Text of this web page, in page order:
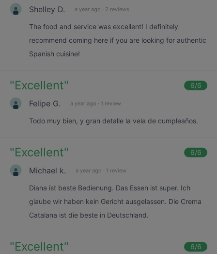
Shelley D. a year ago · 2 reviews
The food and service was excellent! I definitely
recommend coming here if you are looking for authentic
Spanish cuisine!
"Excellent" 6/6
Felipe G. a year ago · 1 review
Todo muy bien, y gran detalle la vela de cumpleaños.
"Excellent" 6/6
Michael k. a year ago · 1 review
Diana ist beste Bedienung. Das Essen ist super. Ich
glaube wir haben kein Gericht ausgelassen. Die Crema
Catalana ist die beste in Deutschland.
"Excellent" 6/6